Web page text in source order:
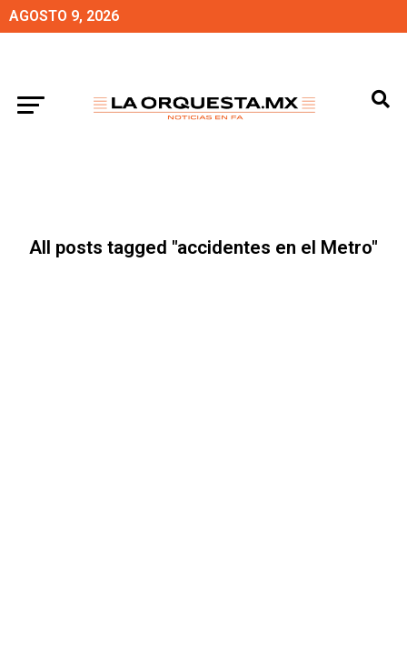
AGOSTO 9, 2026
All posts tagged "accidentes en el Metro"